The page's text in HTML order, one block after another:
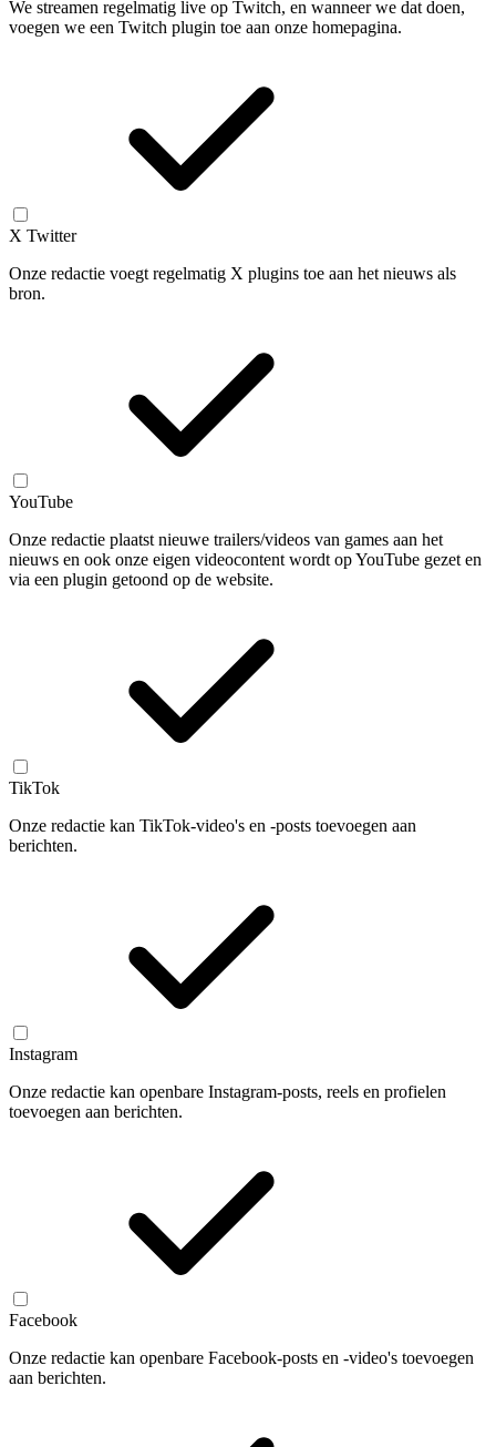
We streamen regelmatig live op Twitch, en wanneer we dat doen,
voegen we een Twitch plugin toe aan onze homepagina.
X Twitter
Onze redactie voegt regelmatig X plugins toe aan het nieuws als
bron.
YouTube
Onze redactie plaatst nieuwe trailers/videos van games aan het
nieuws en ook onze eigen videocontent wordt op YouTube gezet en
via een plugin getoond op de website.
TikTok
Onze redactie kan TikTok-video's en -posts toevoegen aan
berichten.
Instagram
Onze redactie kan openbare Instagram-posts, reels en profielen
toevoegen aan berichten.
Facebook
Onze redactie kan openbare Facebook-posts en -video's toevoegen
aan berichten.